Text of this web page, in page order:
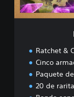
t
Ratchet &
Cinco
Paquete
20 de